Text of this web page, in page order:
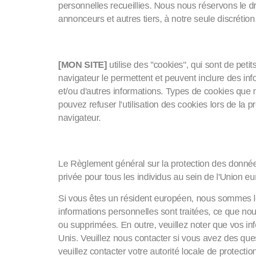
personnelles recueillies. Nous nous réservons le
annonceurs et autres tiers, à notre seule
[MON SITE] utilise des "cookies", qui sont de
navigateur le permettent et peuvent inclure des
et/ou d'autres informations. Types de cookies
pouvez refuser l’utilisation des cookies lors de la
navigateur.
Le Règlement général sur la protection des
privée pour tous les individus au sein de l'Union
Si vous êtes un résident européen, nous
informations personnelles sont traitées, ce que
ou supprimées. En outre, veuillez noter que vos
Unis. Veuillez nous contacter si vous avez des
veuillez contacter votre autorité locale de